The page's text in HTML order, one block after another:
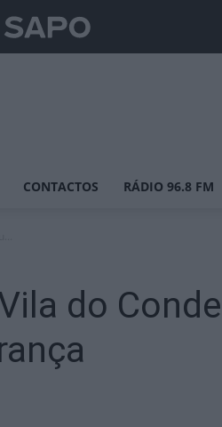
CONTACTOS RÁDIO 96.8 FM
do